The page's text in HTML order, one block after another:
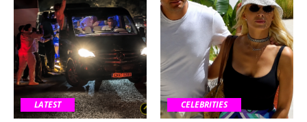
LATEST CELEBRITIES